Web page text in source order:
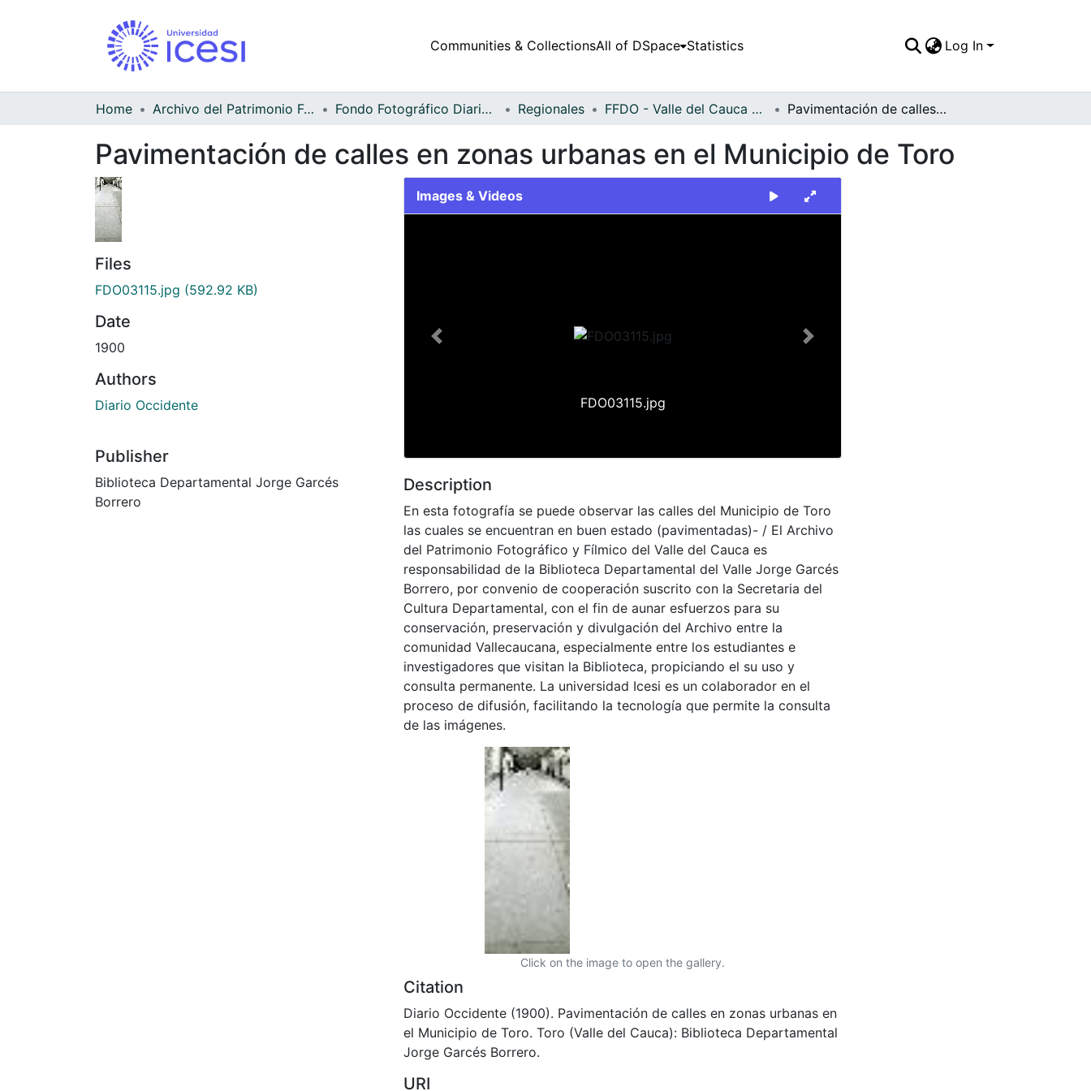
Communities & CollectionsAll of DSpace Statistics Log In
Home Archivo del Patrimonio Fotográfico y Fílmico del Valle del Cauca Fondo Fotográfico Diario Occidente Regionales FFDO - Valle del Cauca - Patrimonial Pavimentación de calles en zonas urbanas en el Municipio de Toro
Pavimentación de calles en zonas urbanas en el Municipio de Toro
Files
FDO03115.jpg (592.92 KB)
Date
1900
Authors
Diario Occidente
Publisher
Biblioteca Departamental Jorge Garcés
Borrero
Images & Videos
FDO03115.jpg
Previous Next
Description
En esta fotografía se puede observar las calles del Municipio de Toro
las cuales se encuentran en buen estado (pavimentadas)- / El Archivo
del Patrimonio Fotográfico y Fílmico del Valle del Cauca es
responsabilidad de la Biblioteca Departamental del Valle Jorge Garcés
Borrero, por convenio de cooperación suscrito con la Secretaria del
Cultura Departamental, con el fin de aunar esfuerzos para su
conservación, preservación y divulgación del Archivo entre la
comunidad Vallecaucana, especialmente entre los estudiantes e
investigadores que visitan la Biblioteca, propiciando el su uso y
consulta permanente. La universidad Icesi es un colaborador en el
proceso de difusión, facilitando la tecnología que permite la consulta
de las imágenes.
Click on the image to open the gallery.
Citation
Diario Occidente (1900). Pavimentación de calles en zonas urbanas en
el Municipio de Toro. Toro (Valle del Cauca): Biblioteca Departamental
Jorge Garcés Borrero.
URI